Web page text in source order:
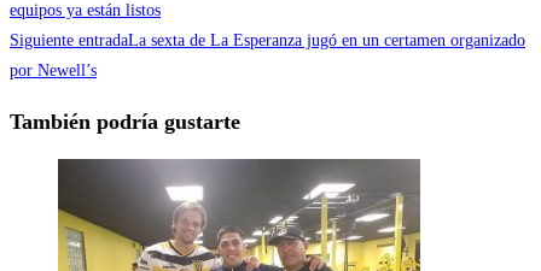
equipos ya están listos
Siguiente entradaLa sexta de La Esperanza jugó en un certamen organizado
por Newell’s
También podría gustarte